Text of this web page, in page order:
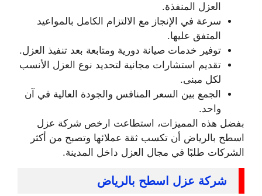
العزل المنفذة.
سرعة في الإنجاز مع الالتزام الكامل بالمواعيد
المتفق عليها.
توفير خدمات صيانة دورية ومتابعة بعد تنفيذ العزل.
تقديم استشارات مجانية لتحديد نوع العزل الأنسب
لكل مبنى.
الجمع بين السعر المنافس والجودة العالية في آن
واحد.
بفضل هذه المميزات، استطاعت ارخص شركة عزل
اسطح بالرياض أن تكسب ثقة عملائها وتصبح من أكثر
الشركات طلبًا في مجال العزل داخل المدينة.
شركة عزل اسطح بالرياض